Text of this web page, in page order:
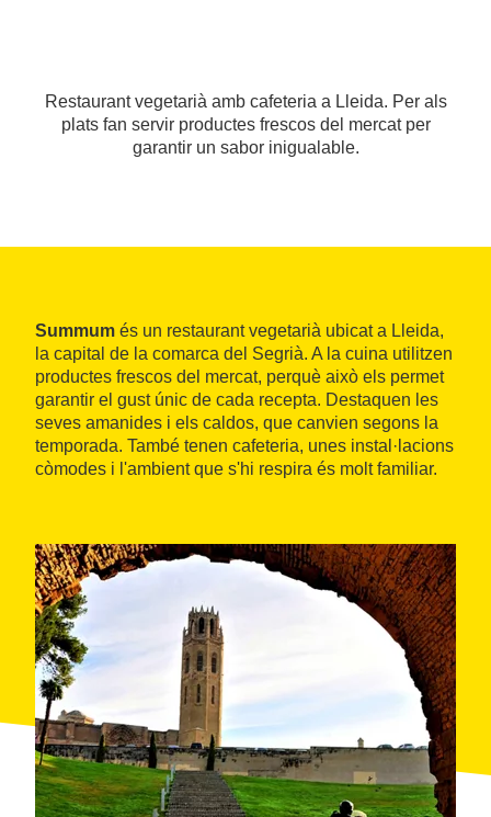
Restaurant vegetarià amb cafeteria a Lleida. Per als
plats fan servir productes frescos del mercat per
garantir un sabor inigualable.
Summum és un restaurant vegetarià ubicat a Lleida,
la capital de la comarca del Segrià. A la cuina utilitzen
productes frescos del mercat, perquè això els permet
garantir el gust únic de cada recepta. Destaquen les
seves amanides i els caldos, que canvien segons la
temporada. També tenen cafeteria, unes instal·lacions
còmodes i l'ambient que s'hi respira és molt familiar.